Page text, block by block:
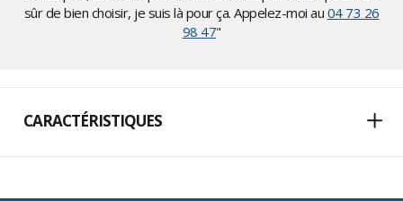
sûr de bien choisir, je suis là pour ça. Appelez-moi au 04 73 26
98 47"
CARACTÉRISTIQUES